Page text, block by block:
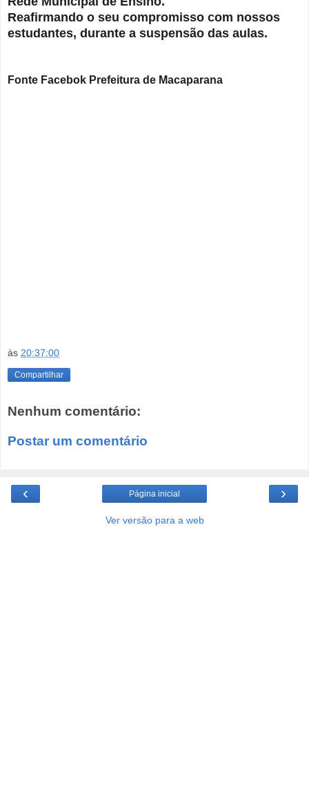
Reafirmando o seu compromisso com nossos
estudantes, durante a suspensão das aulas.
Fonte Facebok Prefeitura de Macaparana
às 20:37:00
Compartilhar
Nenhum comentário:
Postar um comentário
‹ ›
Página inicial
Ver versão para a web